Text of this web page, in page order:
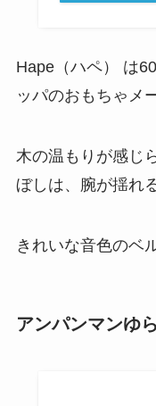
Hape（ハペ） は
ッパのおもちゃメ
木の温もりが感じ
ぼしは、腕が揺れ
きれいな音色のベ
アンパンマンゆ